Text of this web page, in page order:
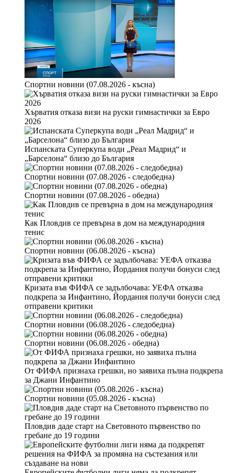
Родители на новородено и столична болница – с взаимни
обвинения за здравословното състояние на бебето
Двойно нарушение: Автомобил кара срещу движението в
аварийната лента на АМ „Тракия” (ВИДЕО)
Как кризата в Ормузкия проток се отразява на световната
икономика
Спортни новини (07.08.2026 - късна)
Хърватия отказа визи на руски гимнастички за Евро
2026
Испанската Суперкупа води „Реал Мадрид“ и
„Барселона“ близо до България
Спортни новини (07.08.2026 - следобедна)
Спортни новини (07.08.2026 - обедна)
Как Пловдив се превърна в дом на международния
тенис
Спортни новини (06.08.2026 - късна)
Кризата във ФИФА се задълбочава: УЕФА отказва
подкрепа за Инфантино, Йордания получи бонуси след
отправени критики
Спортни новини (06.08.2026 - следобедна)
Спортни новини (06.08.2026 - обедна)
От ФИФА признаха грешки, но заявиха пълна подкрепа
за Джани Инфантино
Спортни новини (05.08.2026 - късна)
Пловдив даде старт на Световното първенство по
гребане до 19 години